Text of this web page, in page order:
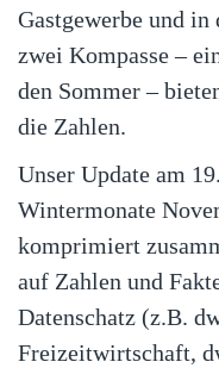
Gastgewerbe und
zwei Kompasse –
den Sommer –
die Zahlen.
Unser Update am
Wintermonate
komprimiert
auf Zahlen und
Datenschatz (z.B.
Freizeitwirtschaft,